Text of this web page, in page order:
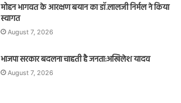
मोहन भागवत के आरक्षण बयान का डॉ.लालजी निर्मल ने किया
स्वागत
August 7, 2026
भाजपा सरकार बदलना चाहती है जनता:अखिलेश यादव
August 7, 2026